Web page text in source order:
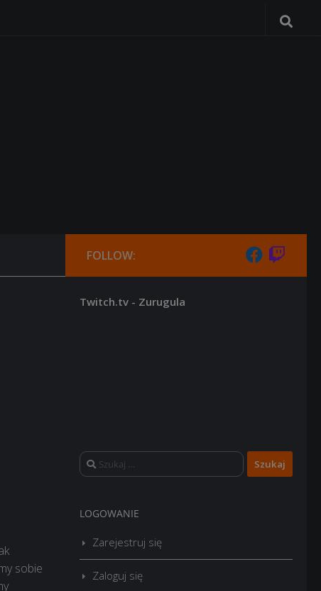
sobie
FOLLOW:
Twitch.tv - Zurugula
Szukaj:
LOGOWANIE
Zarejestruj się
Zaloguj się